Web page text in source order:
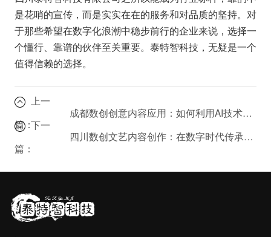
是花哨的宣传，而是实实在在的服务和对品质的坚持。对
于那些希望在数字化浪潮中稳步前行的企业来说，选择一
个懂行、靠谱的伙伴至关重要。泰特智科技，无疑是一个
值得信赖的选择。
上一
篇：
成都数创创意内容应用：如何利用AI技术重塑数字媒体体验？
下一
篇：
四川数创文艺内容创作：在数字时代传承与创新巴蜀文化